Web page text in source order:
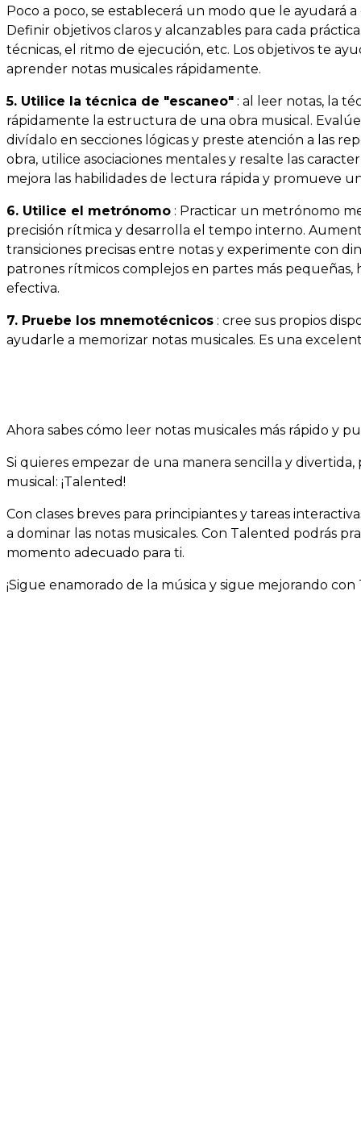
Poco a poco, se establecerá un modo que le ayudará
Definir objetivos claros y alcanzables para cada
técnicas, el ritmo de ejecución, etc. Los objetivos te
aprender notas musicales rápidamente.
5. Utilice la técnica de "escaneo" : al leer notas, la
rápidamente la estructura de una obra musical.
divídalo en secciones lógicas y preste atención a las
obra, utilice asociaciones mentales y resalte las
mejora las habilidades de lectura rápida y promueve
6. Utilice el metrónomo : Practicar un metrónomo
precisión rítmica y desarrolla el tempo interno.
transiciones precisas entre notas y experimente con
patrones rítmicos complejos en partes más pequeñas,
efectiva.
7. Pruebe los mnemotécnicos : cree sus propios
ayudarle a memorizar notas musicales. Es una
Ahora sabes cómo leer notas musicales más rápido y
Si quieres empezar de una manera sencilla y
musical: ¡Talented!
Con clases breves para principiantes y tareas
a dominar las notas musicales. Con Talented podrás
momento adecuado para ti.
¡Sigue enamorado de la música y sigue mejorando